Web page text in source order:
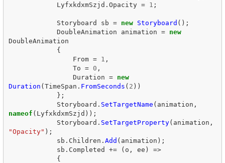
LyfxkdxmSzjd . Opacity = 1 ;
Storyboard sb = new Storyboard ();
DoubleAnimation
animation =
new
DoubleAnimation
{
From = 1 ,
To = 0 ,
Duration =
new
Duration (TimeSpan . FromSeconds ( 2 ))
};
Storyboard . SetTargetName ( animation ,
nameof ( LyfxkdxmSzjd ));
Storyboard . SetTargetProperty( animation ,
"Opacity" );
sb . Children . Add ( animation );
sb . Completed += ( o , ee )
=>
{